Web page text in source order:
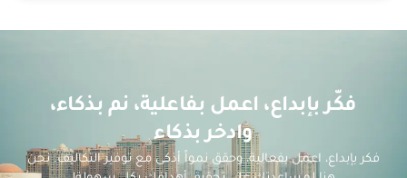
فكّر بإبداع، اعمل بفاعلية، نم بذكاء،
وادخر بذكاء
فكر بإبداع، اعمل بفعالية، وحقق نمواً أذكى مع توفير التكاليف. نحن